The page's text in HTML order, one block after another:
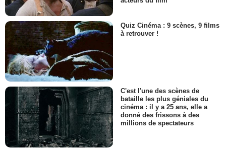
Quiz Cinéma : 9 scènes, 9 films
à retrouver !
C'est l'une des scènes de
bataille les plus géniales du
cinéma : il y a 25 ans, elle a
donné des frissons à des
millions de spectateurs